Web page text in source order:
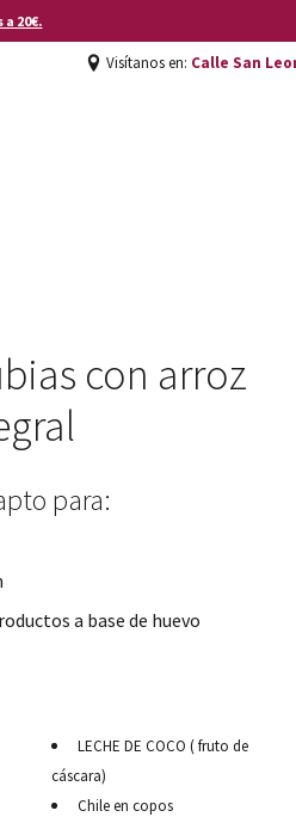
20€.
Visítanos en: Calle San
con arroz
para:
a base de huevo
LECHE DE COCO ( fruto de
cáscara)
Chile en copos